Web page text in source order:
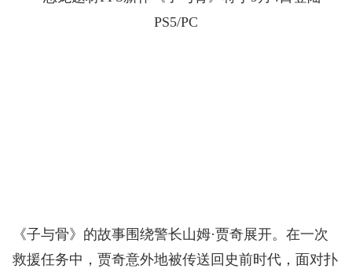
《子与骨》的故事围绕警长山姆·贾奇展开。在一次
救援任务中，贾奇意外地被传送回史前时代，面对扑